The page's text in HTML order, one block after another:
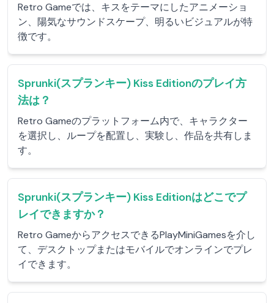
Retro Gameでは、キスをテーマにしたアニメーショ
ン、陽気なサウンドスケープ、明るいビジュアルが特
徴です。
Sprunki(スプランキー) Kiss Editionのプレイ方
法は？
Retro Gameのプラットフォーム内で、キャラクター
を選択し、ループを配置し、実験し、作品を共有しま
す。
Sprunki(スプランキー) Kiss Editionはどこでプ
レイできますか？
Retro GameからアクセスできるPlayMiniGamesを介し
て、デスクトップまたはモバイルでオンラインでプレ
イできます。